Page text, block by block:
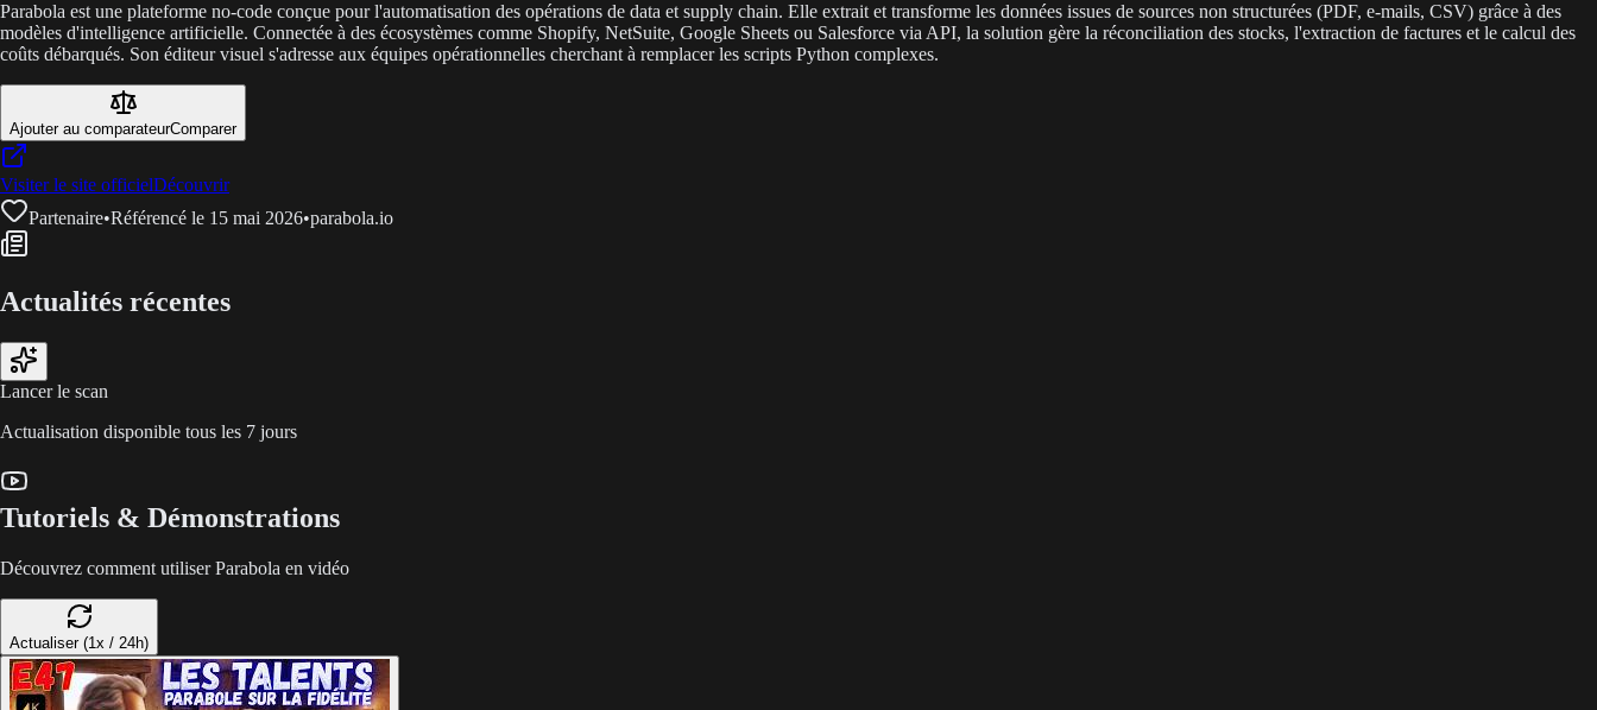
Parabola est une plateforme no-code conçue pour l'automatisation des opérations de data et supply chain. Elle extrait et transforme les données issues de sources non structurées (PDF, e-mails, CSV) grâce à des
modèles d'intelligence artificielle. Connectée à des écosystèmes comme Shopify, NetSuite, Google Sheets ou Salesforce via API, la solution gère la réconciliation des stocks, l'extraction de factures et le calcul des
coûts débarqués. Son éditeur visuel s'adresse aux équipes opérationnelles cherchant à remplacer les scripts Python complexes.
Ajouter au comparateurComparer
Visiter le site officielDécouvrir
Partenaire•Référencé le 15 mai 2026•parabola.io
Actualités récentes
Lancer le scan
Actualisation disponible tous les 7 jours
Tutoriels & Démonstrations
Découvrez comment utiliser Parabola en vidéo
Actualiser (1x / 24h)